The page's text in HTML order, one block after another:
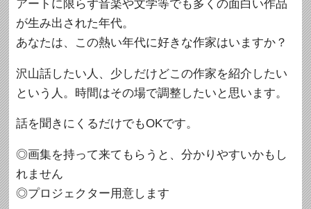
アートに限らず音楽や文学等でも多くの面白い作品
が生み出された年代。
あなたは、この熱い年代に好きな作家はいますか？
沢山話したい人、少しだけどこの作家を紹介したい
という人。時間はその場で調整したいと思います。
話を聞きにくるだけでもOKです。
◎画集を持って来てもらうと、分かりやすいかもし
れません
◎プロジェクター用意します